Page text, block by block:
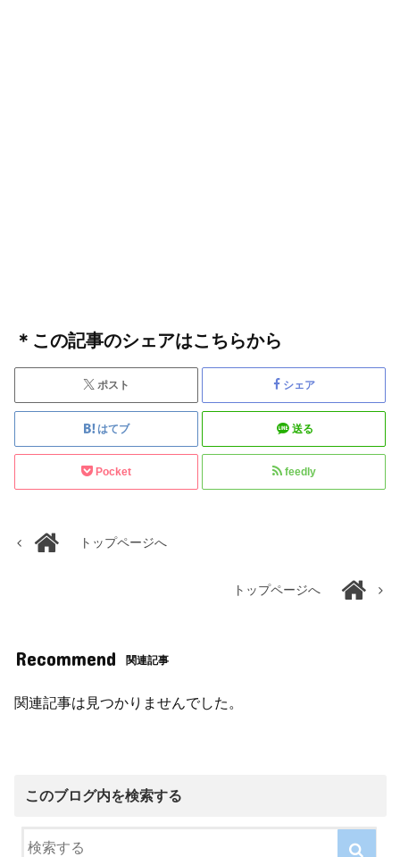
＊この記事のシェアはこちらから
ポスト シェア
はてブ 送る
Pocket feedly
トップページへ
トップページへ
Recommend 関連記事
関連記事は見つかりませんでした。
このブログ内を検索する